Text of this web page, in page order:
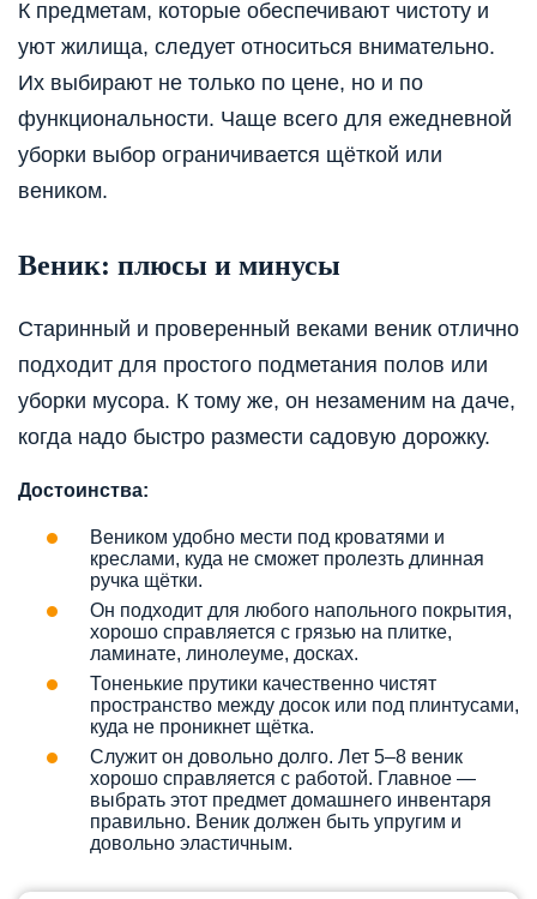
К предметам, которые обеспечивают чистоту и
уют жилища, следует относиться внимательно.
Их выбирают не только по цене, но и по
функциональности. Чаще всего для ежедневной
уборки выбор ограничивается щёткой или
веником.
Веник: плюсы и минусы
Старинный и проверенный веками веник отлично
подходит для простого подметания полов или
уборки мусора. К тому же, он незаменим на даче,
когда надо быстро размести садовую дорожку.
Достоинства:
Веником удобно мести под кроватями и
креслами, куда не сможет пролезть длинная
ручка щётки.
Он подходит для любого напольного покрытия,
хорошо справляется с грязью на плитке,
ламинате, линолеуме, досках.
Тоненькие прутики качественно чистят
пространство между досок или под плинтусами,
куда не проникнет щётка.
Служит он довольно долго. Лет 5–8 веник
хорошо справляется с работой. Главное —
выбрать этот предмет домашнего инвентаря
правильно. Веник должен быть упругим и
довольно эластичным.